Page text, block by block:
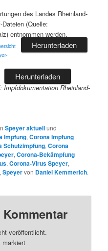
des Landes Rheinland-
(Quelle:
entnommen werden.
Herunterladen
Herunterladen
Rheinland-
Speyer aktuellund
Impfung,Corona Impfung
Schutzimpfung,Corona
,Corona-Bekämpfung
,Corona-Virus Speyer,
,Speyervon Daniel Kemmerich.
veröffentlicht.
markiert